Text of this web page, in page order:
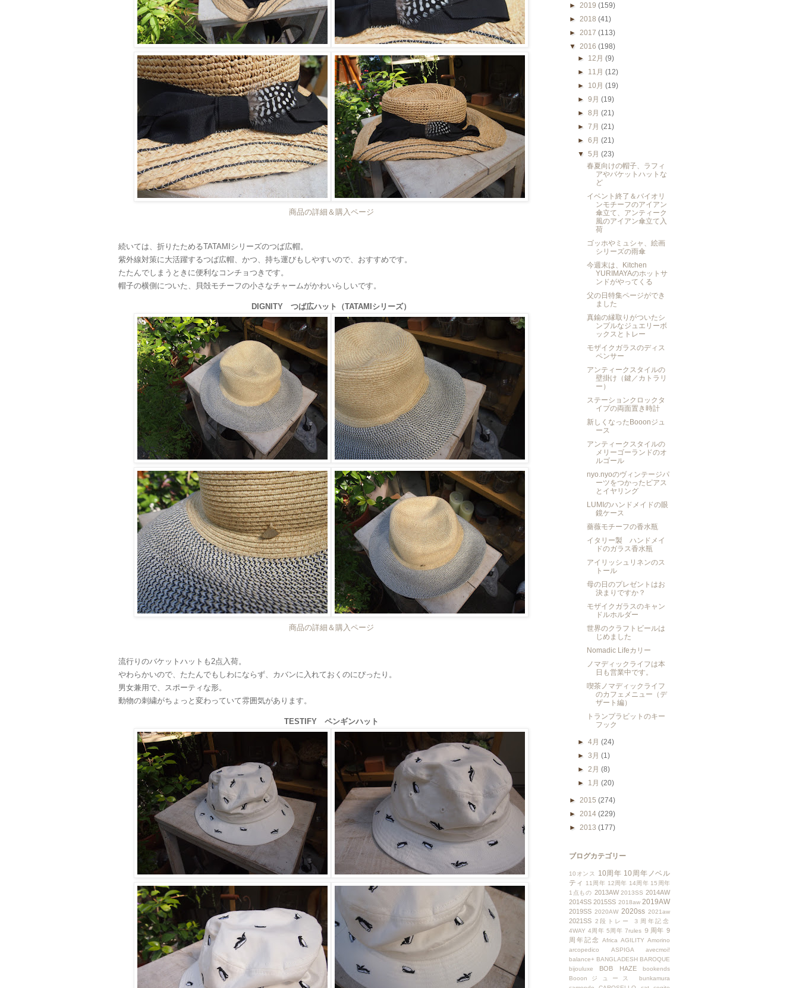
商品の詳細＆購入ページ
続いては、折りたためるTATAMIシリーズのつば広帽。
紫外線対策に大活躍するつば広帽、かつ、持ち運びもしやすいので、おすすめです。
たたんでしまうときに便利なコンチョつきです。
帽子の横側についた、貝殻モチーフの小さなチャームがかわいらしいです。
DIGNITY つば広ハット（TATAMIシリーズ）
商品の詳細＆購入ページ
流行りのバケットハットも2点入荷。
やわらかいので、たたんでもしわにならず、カバンに入れておくのにぴったり。
男女兼用で、スポーティな形。
動物の刺繍がちょっと変わっていて雰囲気があります。
TESTIFY ペンギンハット
► 2019 (159)
► 2018 (41)
► 2017 (113)
▼ 2016 (198)
► 12月(9)
► 11月(12)
► 10月(19)
►9月(19)
►8月(21)
►7月(21)
►6月(21)
▼5月(23)
春夏向けの帽子、ラフィ
アやバケットハットな
ど
イベント終了＆バイオリ
ンモチーフのアイアン
傘立て、アンティーク
風のアイアン傘立て入
荷
ゴッホやミュシャ、絵画
シリーズの雨傘
今週末は、Kitchen
YURIMAYAのホットサ
ンドがやってくる
父の日特集ページができ
ました
真鍮の縁取りがついたシ
ンプルなジュエリーボ
ックスとトレー
モザイクガラスのディス
ペンサー
アンティークスタイルの
壁掛け（鍵／カトラリ
ー）
ステーションクロックタ
イプの両面置き時計
新しくなったBooonジュ
ース
アンティークスタイルの
メリーゴーランドのオ
ルゴール
nyo.nyoのヴィンテージパ
ーツをつかったピアス
とイヤリング
LUMIのハンドメイドの眼
鏡ケース
薔薇モチーフの香水瓶
イタリー製 ハンドメイ
ドのガラス香水瓶
アイリッシュリネンのス
トール
母の日のプレゼントはお
決まりですか？
モザイクガラスのキャン
ドルホルダー
世界のクラフトビールは
じめました
Nomadic Lifeカリー
ノマディックライフは本
日も営業中です。
喫茶ノマディックライフ
のカフェメニュー（デ
ザート編）
トランプラビットのキー
フック
►4月(24)
►3月(1)
►2月(8)
► 1月(20)
► 2015 (274)
► 2014 (229)
► 2013 (177)
ブログカテゴリー
10オンス 10周年 10周年ノベル
ティ
11周年 12周年 14周年 15周年
1点もの 2013AW 2013SS 2014AW
2014SS 2015SS 2018aw 2019AW
2019SS 2020AW 2020ss 2021aw
2021SS 2段トレー
３周年記念
4WAY 4周年 5周年 7rules ９周年 9
周年記念
Africa AGILITY Amorino
arcopedico
ASPIGA
avecmoi!
balance+ BANGLADESH BAROQUE
bijouluxe
BOB HAZE
bookends
Booonジュース
bunkamura